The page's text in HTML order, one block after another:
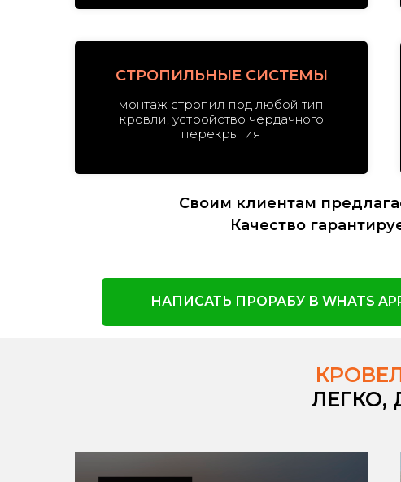
СТРОПИЛЬНЫЕ СИСТЕМЫ
монтаж стропил под любой тип
кровли, устройство чердачного
перекрытия
Своим клиентам
Качество
НАПИСАТЬ ПРОРАБУ В WHATS